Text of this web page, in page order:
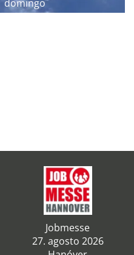
domingo
Jobmesse
27. agosto 2026